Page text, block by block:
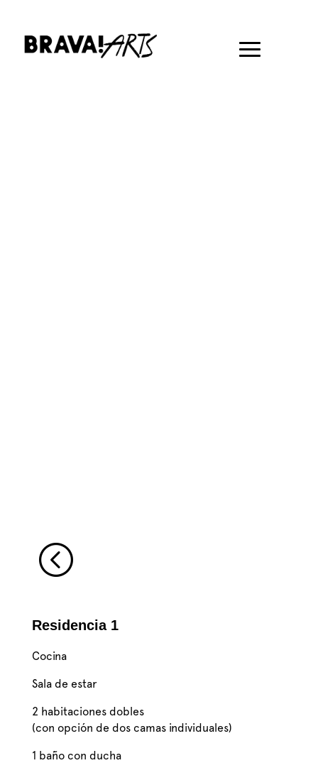
<
Residencia 1
Cocina
Sala de estar
2 habitaciones dobles
(con opción de dos camas individuales)
1 baño con ducha